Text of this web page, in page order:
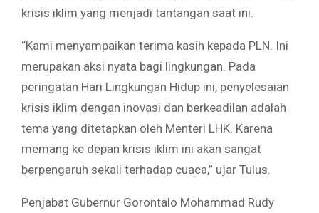
krisis iklim yang menjadi tantangan saat ini.
“Kami menyampaikan terima kasih kepada PLN. Ini
merupakan aksi nyata bagi lingkungan. Pada
peringatan Hari Lingkungan Hidup ini, penyelesaian
krisis iklim dengan inovasi dan berkeadilan adalah
tema yang ditetapkan oleh Menteri LHK. Karena
memang ke depan krisis iklim ini akan sangat
berpengaruh sekali terhadap cuaca,” ujar Tulus.
Penjabat Gubernur Gorontalo Mohammad Rudy